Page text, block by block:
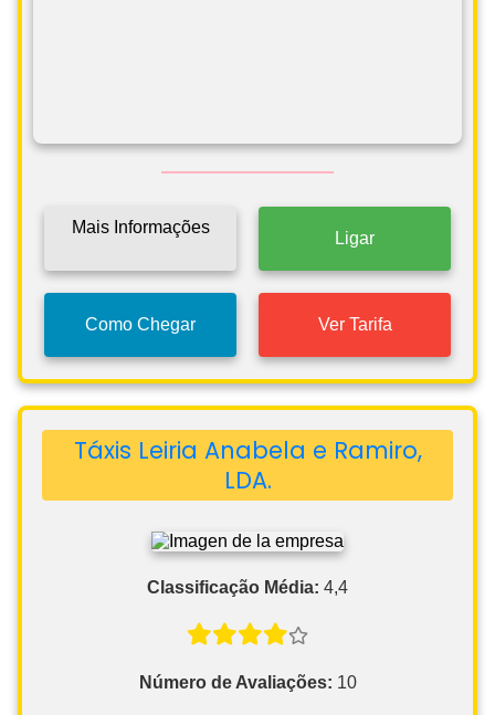
Mais Informações
Ligar
Como Chegar Ver Tarifa
Táxis Leiria Anabela e Ramiro,
LDA.
Classificação Média: 4,4
Número de Avaliações: 10